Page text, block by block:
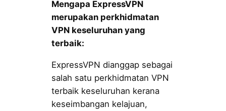
Mengapa ExpressVPN
merupakan perkhidmatan
VPN keseluruhan yang
terbaik:
ExpressVPN dianggap sebagai
salah satu perkhidmatan VPN
terbaik keseluruhan kerana
keseimbangan kelajuan,